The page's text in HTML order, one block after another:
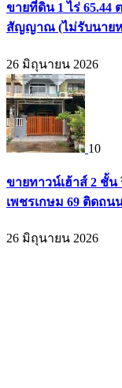
ขายที่ดิน 1 ไร่ 65.44
สัญญาณ (ไม่รับนายห
26 มิถุนายน 2026
10
ขายทาวน์เฮ้าส์ 2 ชั้
เพชรเกษม 69 ติดถน
26 มิถุนายน 2026